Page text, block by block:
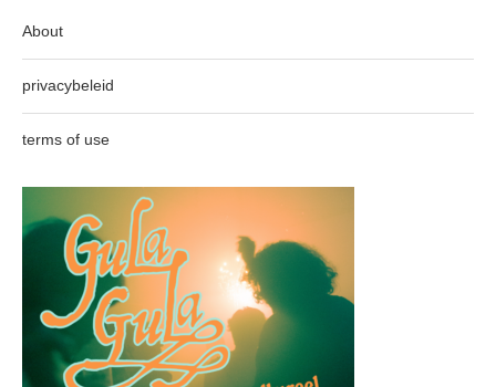
About
privacybeleid
terms of use